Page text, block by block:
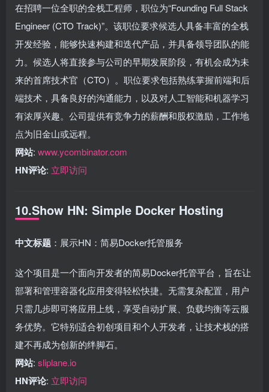
在招聘一位全职的全栈工程师，职位为“Founding Full Stack
Engineer (CTO Track)”。该职位要求候选人具备丰富的全栈
开发经验，能够快速构建和迭代产品，并具备领导团队的能
力。候选人将直接参与公司的早期发展阶段，有机会成为未
来的首席技术官（CTO）。职位要求包括熟练掌握前端和后
端技术，具备良好的沟通能力，以及对人工智能和机器学习
有浓厚兴趣。公司提供有竞争力的薪酬和股权激励，工作地
点为旧金山或远程。
网站: www.ycombinator.com
HN评论: 立即访问
10.Show HN: Simple Docker Hosting
中文标题 ：展示HN：简易Docker托管服务
这个项目是一个面向开发者的简易Docker托管平台，旨在让
部署和管理容器化应用变得轻松快捷。无需复杂配置，用户
只需几步即可将应用上线，享受自动扩展、负载均衡等云服
务优势。它特别适合初创项目和个人开发者，让技术栈的搭
建不再成为创新的绊脚石。
网站: sliplane.io
HN评论: 立即访问